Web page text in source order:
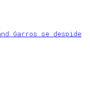
Garros se despide